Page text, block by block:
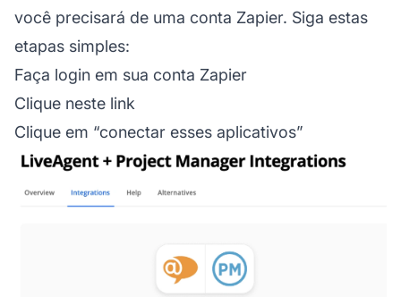
você precisará de uma conta Zapier. Siga estas
etapas simples:
Faça login em sua conta Zapier
Clique neste link
Clique em “conectar esses aplicativos”